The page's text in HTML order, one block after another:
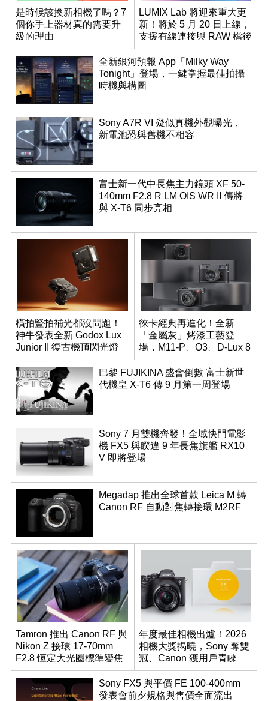
是時候該換新相機了嗎？7
個你手上器材真的需要升
級的理由
LUMIX Lab 將迎來重大更
新！將於 5 月 20 日上線，
支援有線連接與 RAW 檔後
製
全新銀河預報 App「Milky Way
Tonight」登場，一鍵掌握最佳拍攝
時機與構圖
Sony A7R VI 疑似真機外觀曝光，
新電池恐與舊機不相容
富士新一代中長焦主力鏡頭 XF 50-
140mm F2.8 R LM OIS WR II 傳將
與 X-T6 同步亮相
橫拍豎拍補光都沒問題！
神牛發表全新 Godox Lux
Junior II 復古機頂閃光燈
徠卡經典再進化！全新
「金屬灰」烤漆工藝登
場，M11-P、Q3、D-Lux 8
領銜換裝
巴黎 FUJIKINA 盛會倒數 富士新世
代機皇 X-T6 傳 9 月第一周登場
Sony 7 月雙機齊發！全域快門電影
機 FX5 與睽違 9 年長焦旗艦 RX10
V 即將登場
Megadap 推出全球首款 Leica M 轉
Canon RF 自動對焦轉接環 M2RF
Tamron 推出 Canon RF 與
Nikon Z 接環 17-70mm
F2.8 恆定大光圈標準變焦
鏡
年度最佳相機出爐！2026
相機大獎揭曉，Sony 奪雙
冠、Canon 獲用戶青睞
Sony FX5 與平價 FE 100-400mm
發表會前夕規格與售價全面流出